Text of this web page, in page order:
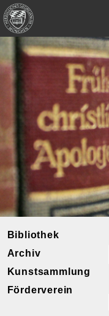
Bibliothek
Archiv
Kunstsammlung
Förderverein